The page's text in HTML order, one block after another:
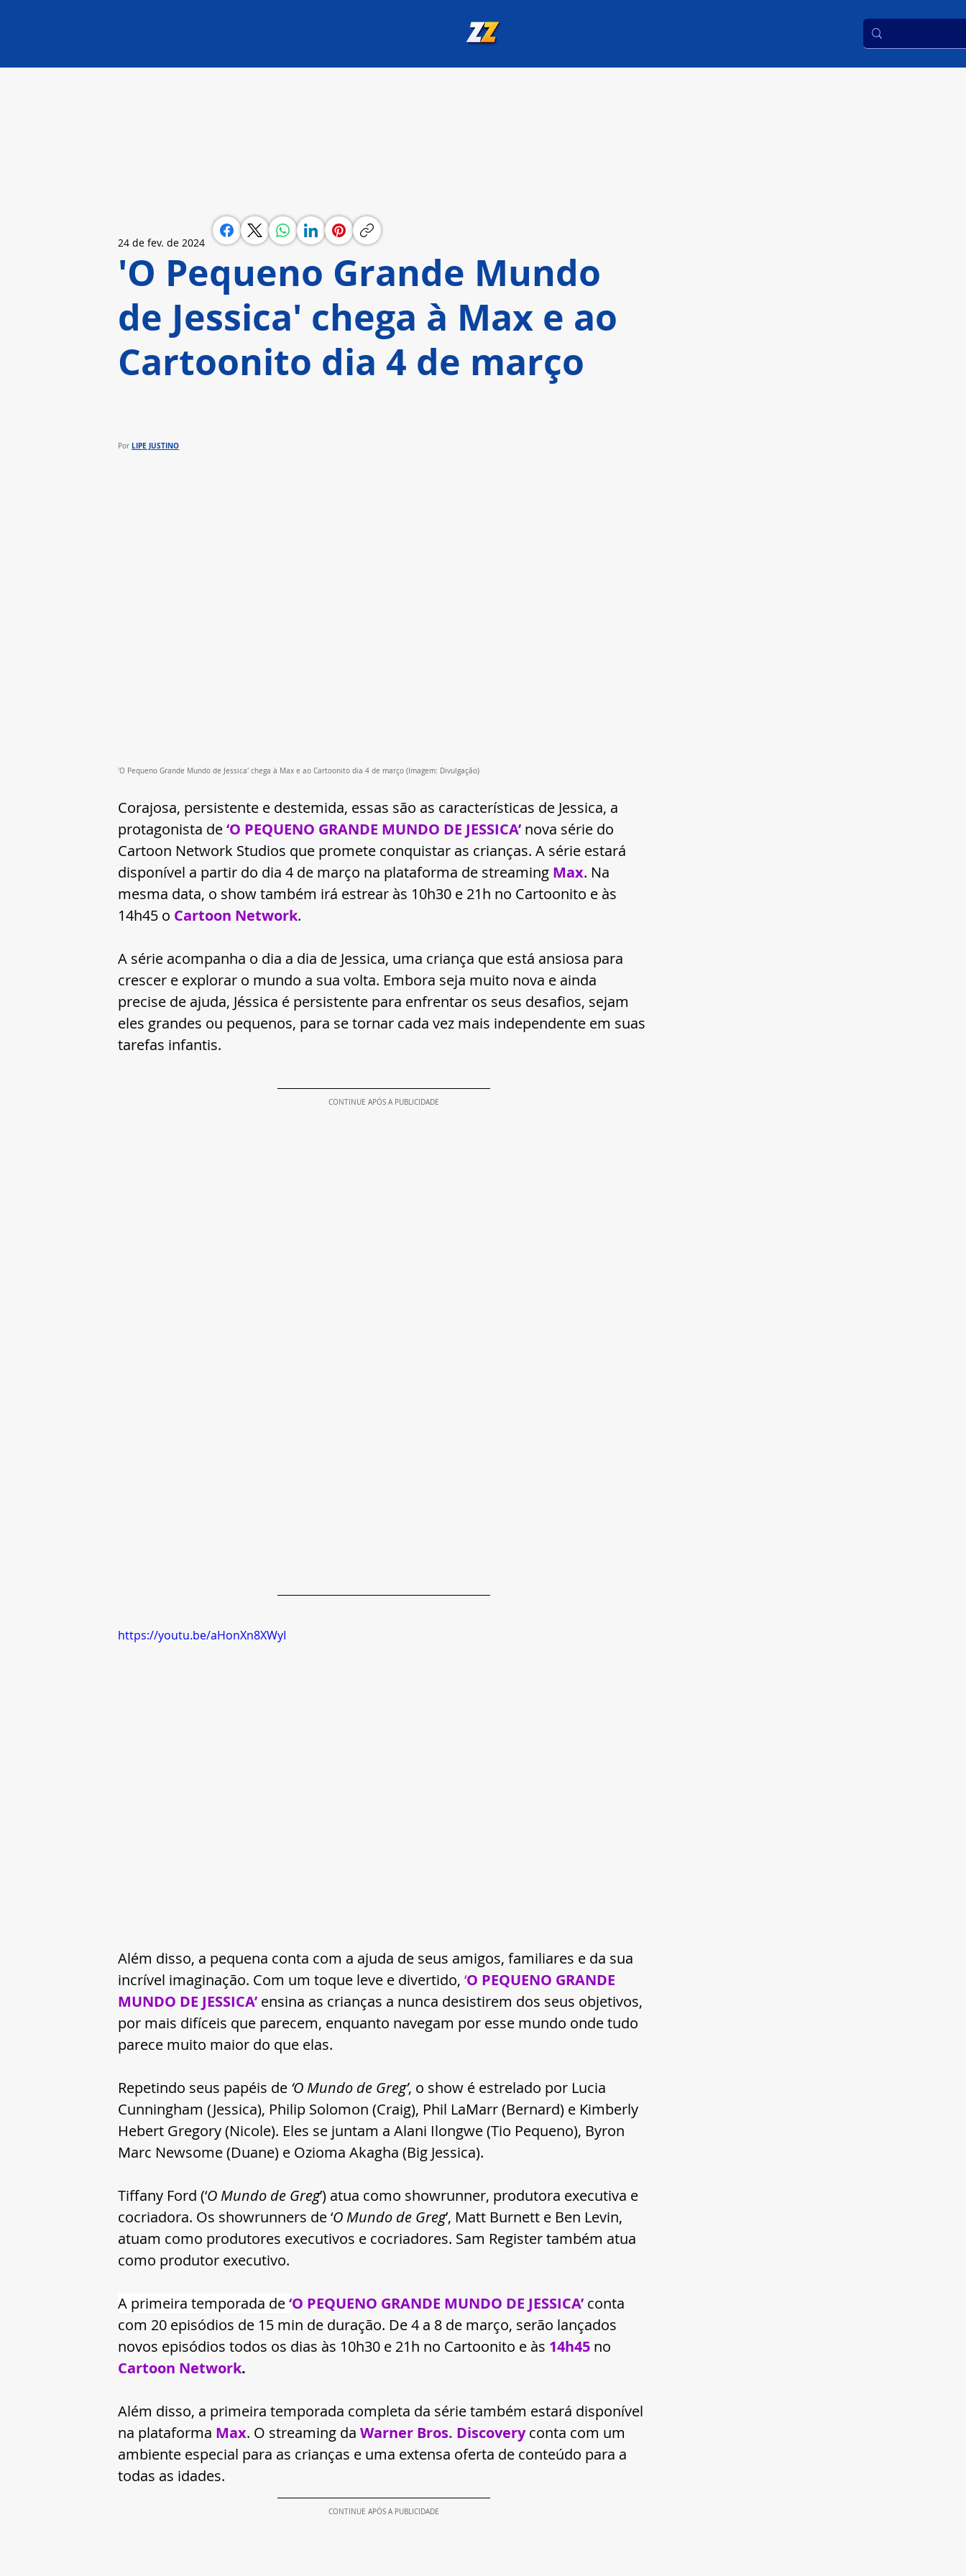
'O Pequeno Grande Mundo
de Jessica' chega à Max e ao
Cartoonito dia 4 de março
24 de fev. de 2024
Por LIPE JUSTINO
'O Pequeno Grande Mundo de Jessica' chega à Max e ao Cartoonito dia 4 de março (Imagem: Divulgação)
Corajosa, persistente e destemida, essas são as características de Jessica, a
protagonista de ‘O PEQUENO GRANDE MUNDO DE JESSICA’ nova série do
Cartoon Network Studios que promete conquistar as crianças. A série estará
disponível a partir do dia 4 de março na plataforma de streaming Max. Na
mesma data, o show também irá estrear às 10h30 e 21h no Cartoonito e às
14h45 o Cartoon Network.
A série acompanha o dia a dia de Jessica, uma criança que está ansiosa para
crescer e explorar o mundo a sua volta. Embora seja muito nova e ainda
precise de ajuda, Jéssica é persistente para enfrentar os seus desafios, sejam
eles grandes ou pequenos, para se tornar cada vez mais independente em suas
tarefas infantis.
CONTINUE APÓS A PUBLICIDADE
https://youtu.be/aHonXn8XWyI
Além disso, a pequena conta com a ajuda de seus amigos, familiares e da sua
incrível imaginação. Com um toque leve e divertido, ‘O PEQUENO GRANDE
MUNDO DE JESSICA’ ensina as crianças a nunca desistirem dos seus objetivos,
por mais difíceis que parecem, enquanto navegam por esse mundo onde tudo
parece muito maior do que elas.
Repetindo seus papéis de ‘O Mundo de Greg’, o show é estrelado por Lucia
Cunningham (Jessica), Philip Solomon (Craig), Phil LaMarr (Bernard) e Kimberly
Hebert Gregory (Nicole). Eles se juntam a Alani Ilongwe (Tio Pequeno), Byron
Marc Newsome (Duane) e Ozioma Akagha (Big Jessica).
Tiffany Ford (‘O Mundo de Greg’) atua como showrunner, produtora executiva e
cocriadora. Os showrunners de ‘O Mundo de Greg’, Matt Burnett e Ben Levin,
atuam como produtores executivos e cocriadores. Sam Register também atua
como produtor executivo.
A primeira temporada de‘O PEQUENO GRANDE MUNDO DE JESSICA’ conta
com 20 episódios de 15 min de duração. De 4 a 8 de março, serão lançados
novos episódios todos os dias às 10h30 e 21h no Cartoonito e às 14h45 no
Cartoon Network.
Além disso, a primeira temporada completa da série também estará disponível
na plataforma Max. O streaming da Warner Bros. Discovery conta com um
ambiente especial para as crianças e uma extensa oferta de conteúdo para a
todas as idades.
CONTINUE APÓS A PUBLICIDADE